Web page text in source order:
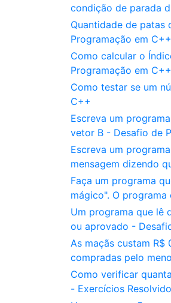
condição de parada
Quantidade de patas
Programação em C++
Como calcular o
Programação em C++
Como testar se um
C++
Escreva um
vetor B - Desafio de
Escreva um
mensagem dizendo
Faça um programa
mágico". O
Um programa que lê
ou aprovado -
As maçãs custam R$
compradas pelo
Como verificar
- Exercícios